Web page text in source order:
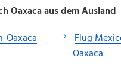
Oaxaca aus dem Ausland
Oaxaca
Flug
Oaxaca